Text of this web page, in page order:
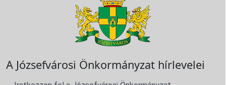
A Józsefvárosi Önkormányzat hírlevelei